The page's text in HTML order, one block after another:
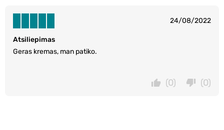
24/08/2022
Atsiliepimas
Geras kremas, man patiko.
(0)
(0)